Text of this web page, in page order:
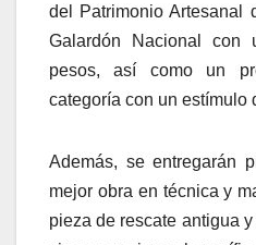
del Patrimonio Artesanal
Galardón Nacional con
pesos, así como un
categoría con un estímulo
Además, se entregarán
mejor obra en técnica y
pieza de rescate antigua